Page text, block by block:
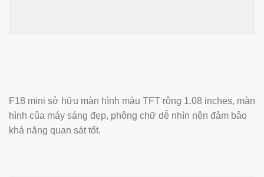
F18 mini sở hữu màn hình màu TFT rộng 1.08 inches, màn
hình của máy sáng đẹp, phông chữ dễ nhìn nên đảm bảo
khả năng quan sát tốt.